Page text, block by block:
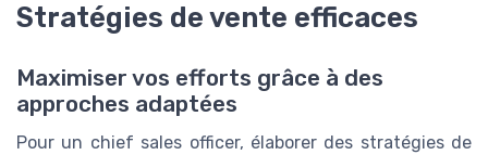
Stratégies de vente efficaces
Maximiser vos efforts grâce à des
approches adaptées
Pour un chief sales officer, élaborer des stratégies de